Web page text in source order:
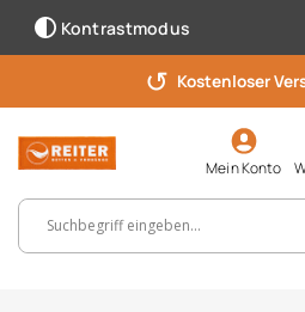
Kontrastmodus
↺ Kostenloser
Mein Konto
Suchbegriff, Artikelnummer ...